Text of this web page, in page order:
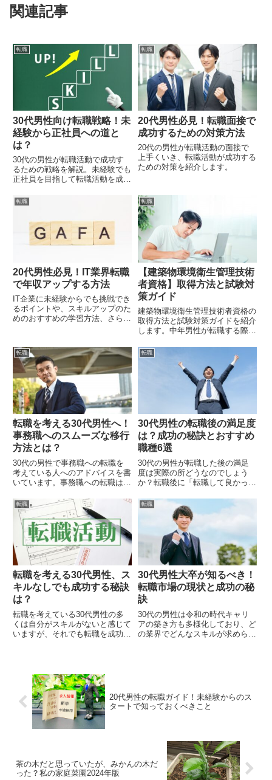
関連記事
転職
30代男性向け転職戦略！未
経験から正社員への道と
は？
30代の男性が転職活動で成功す
るための戦略を解説。未経験でも
正社員を目指して転職活動を成功
転職
20代男性必見！転職面接で
成功するための対策方法
20代の男性が転職活動の面接で
上手くいき、転職活動が成功する
ための対策を紹介します。
転職
20代男性必見！IT業界転職
で年収アップする方法
IT企業に未経験からでも挑戦でき
るポイントや、スキルアップのた
めのおすすめの学習方法、さらに
読めば、転職活動が一歩進むこと
間違いなしです！
転職
【建築物環境衛生管理技術
者資格】取得方法と試験対
策ガイド
建築物環境衛生管理技術者資格の
取得方法と試験対策ガイドを紹介
します。中年男性が転職する際に
転職
転職を考える30代男性へ！
事務職へのスムーズな移行
方法とは？
30代の男性で事務職への転職を
考えている人へのアドバイスを書
いています。事務職への転職は自
きます。
転職
30代男性の転職後の満足度
は？成功の秘訣とおすすめ
職種6選
30代の男性が転職した後の満足
度は実際の所どうなのでしょう
か？転職後に「転職して良かっ
してみました。
転職
転職を考える30代男性、ス
キルなしでも成功する秘訣
は？
転職を考えている30代男性の多
くは自分がスキルがないと感じて
いますが、それでも転職を成功さ
転職
30代男性大卒が知るべき！
転職市場の現状と成功の秘
訣
30代の男性は令和の時代キャリ
アの築き方も多様化しており、ど
の業界でどんなスキルが求められ
20代男性の転職ガイド！未経験からのス
タートで知っておくべきこと
茶の木だと思っていたが、みかんの木だ
った？私の家庭菜園2024年版